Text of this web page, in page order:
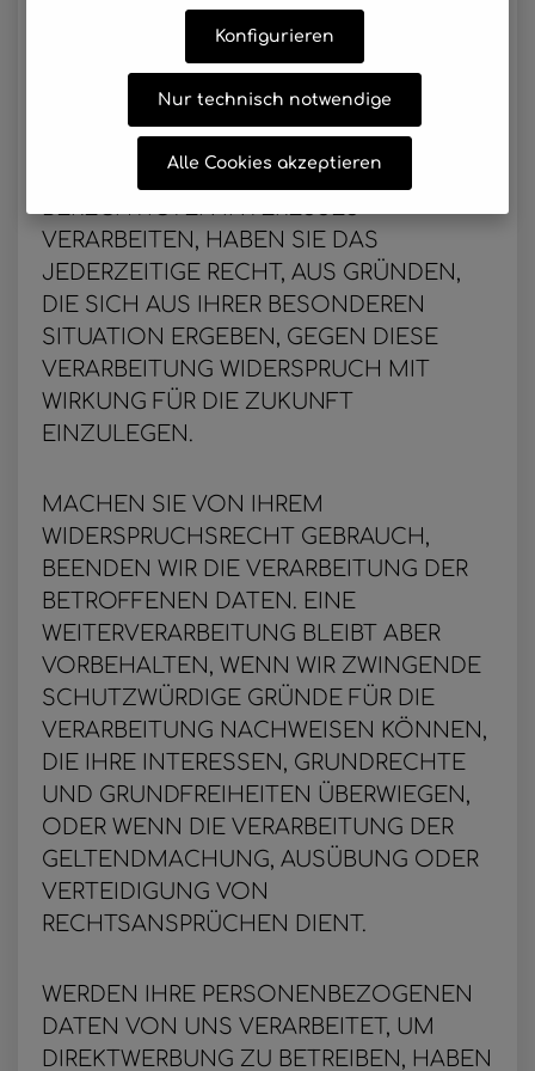
WIDERSPRUCHSRECHT
WENN WIR IM RAHMEN EINER
INTERESSENABWÄGUNG IHRE
PERSONENBEZOGENEN DATEN
AUFGRUND UNSERES ÜBERWIEGENDEN
BERECHTIGTEN INTERESSES
VERARBEITEN, HABEN SIE DAS
JEDERZEITIGE RECHT, AUS GRÜNDEN,
DIE SICH AUS IHRER BESONDEREN
SITUATION ERGEBEN, GEGEN DIESE
VERARBEITUNG WIDERSPRUCH MIT
WIRKUNG FÜR DIE ZUKUNFT
EINZULEGEN.
MACHEN SIE VON IHREM
WIDERSPRUCHSRECHT GEBRAUCH,
BEENDEN WIR DIE VERARBEITUNG DER
BETROFFENEN DATEN. EINE
WEITERVERARBEITUNG BLEIBT ABER
VORBEHALTEN, WENN WIR ZWINGENDE
SCHUTZWÜRDIGE GRÜNDE FÜR DIE
VERARBEITUNG NACHWEISEN KÖNNEN,
DIE IHRE INTERESSEN, GRUNDRECHTE
UND GRUNDFREIHEITEN ÜBERWIEGEN,
ODER WENN DIE VERARBEITUNG DER
GELTENDMACHUNG, AUSÜBUNG ODER
VERTEIDIGUNG VON
RECHTSANSPRÜCHEN DIENT.
WERDEN IHRE PERSONENBEZOGENEN
DATEN VON UNS VERARBEITET, UM
DIREKTWERBUNG ZU BETREIBEN, HABEN
Nur technisch notwendige
Konfigurieren
Alle Cookies akzeptieren